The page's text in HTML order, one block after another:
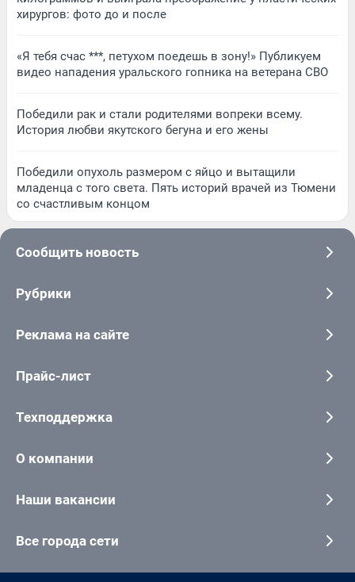
хирургов: фото до и после
«Я тебя счас ***, петухом поедешь в зону!» Публикуем
видео нападения уральского гопника на ветерана СВО
Победили рак и стали родителями вопреки всему.
История любви якутского бегуна и его жены
Победили опухоль размером с яйцо и вытащили
младенца с того света. Пять историй врачей из Тюмени
со счастливым концом
Сообщить новость
Рубрики
Реклама на сайте
Прайс-лист
Техподдержка
О компании
Наши вакансии
Все города сети